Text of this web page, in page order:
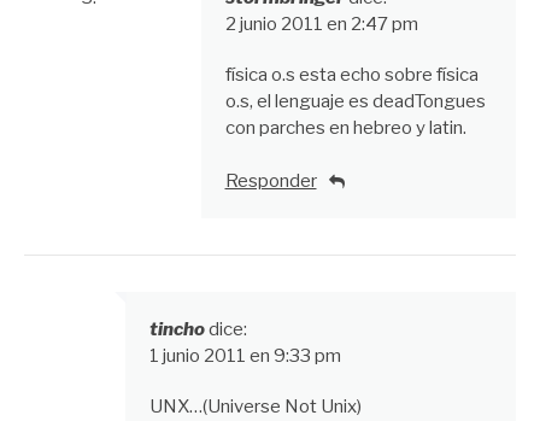
2 junio 2011 en 2:47 pm
física o.s esta echo sobre física
o.s, el lenguaje es deadTongues
con parches en hebreo y latin.
Responder
tinchodice:
1 junio 2011 en 9:33 pm
UNX…(Universe Not Unix)